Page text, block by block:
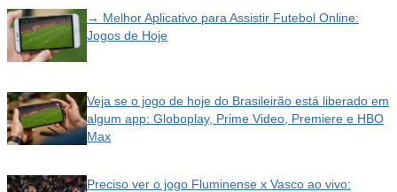
→ Melhor Aplicativo para Assistir Futebol Online:
Jogos de Hoje
Veja se o jogo de hoje do Brasileirão está liberado em
algum app: Globoplay, Prime Video, Premiere e HBO
Max
Preciso ver o jogo Fluminense x Vasco ao vivo: